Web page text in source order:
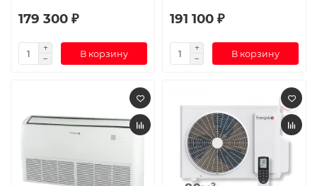
179 300 ₽
В корзину
191 100 ₽
В корзину